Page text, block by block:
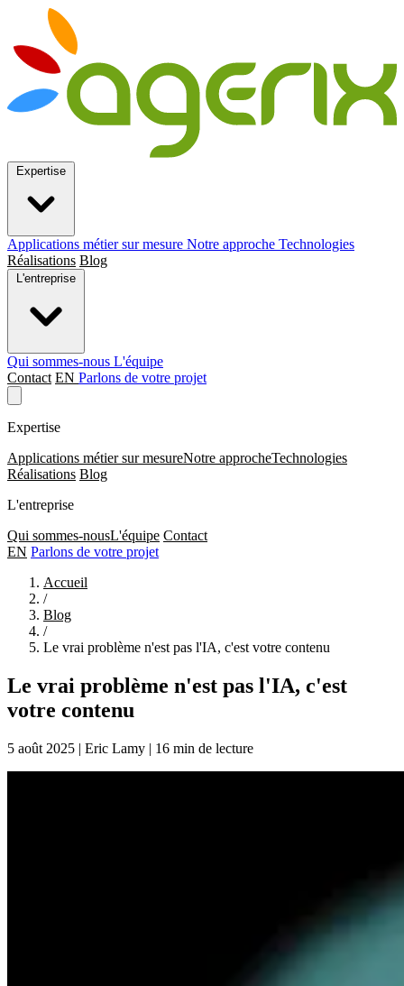
Applications métier sur mesure Notre approche Technologies
Réalisations Blog
Qui sommes-nous L'équipe
Contact EN Parlons de votre projet
Expertise
Applications métier sur mesureNotre approcheTechnologies
Réalisations Blog
L'entreprise
Qui sommes-nousL'équipe Contact
EN Parlons de votre projet
Accueil
/
Blog
/
Le vrai problème n'est pas l'IA, c'est votre contenu
Le vrai problème n'est pas l'IA, c'est
votre contenu
5 août 2025 | Eric Lamy | 16 min de lecture